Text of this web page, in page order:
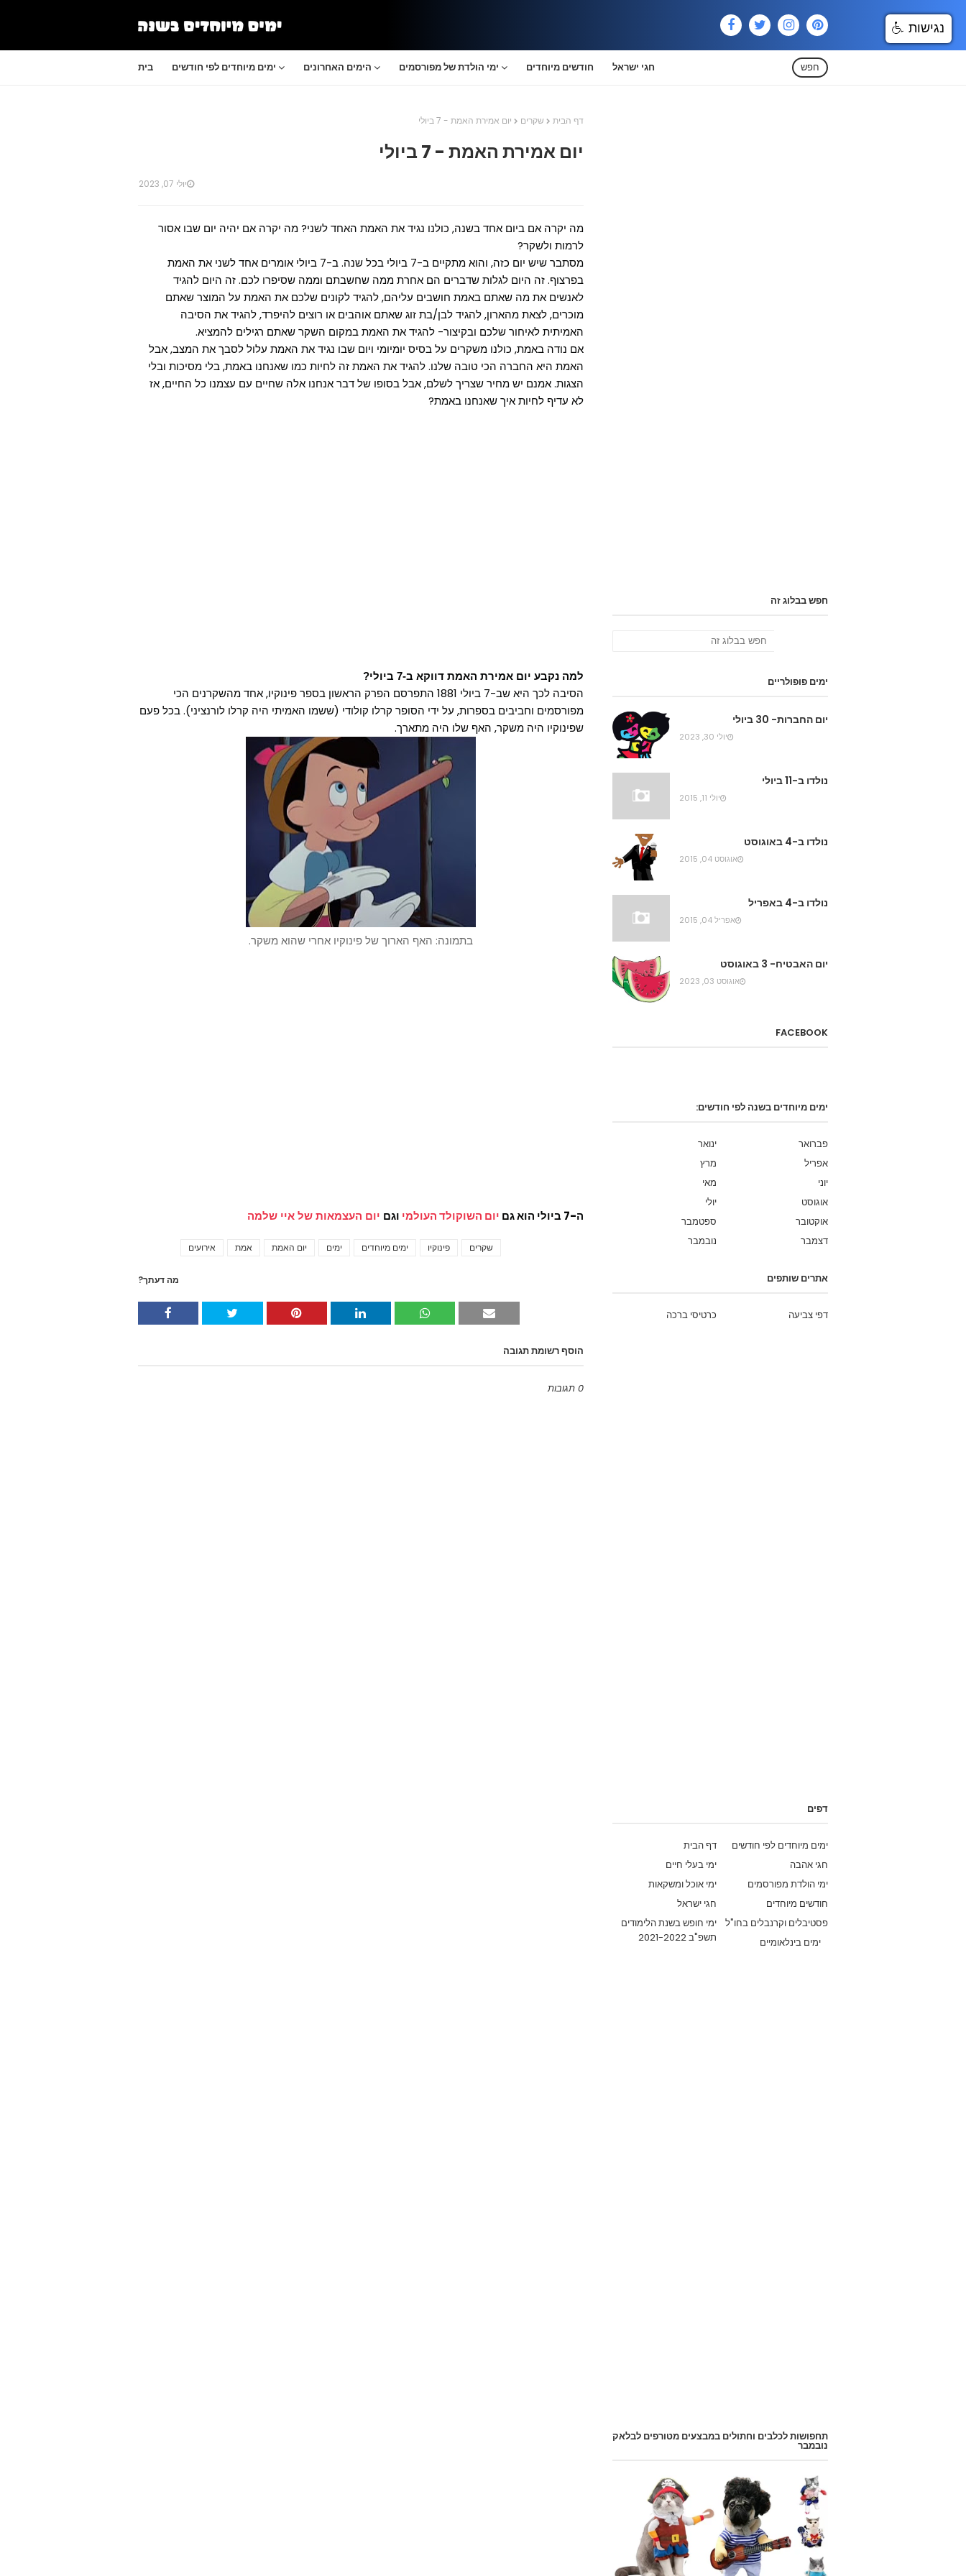
בית ימים מיוחדים לפי חודשים הימים האחרונים ימי הולדת של מפורסמים חודשים מיוחדים חגי ישראל חפש
דף הבית שקרים יום אמירת האמת - 7 ביולי
יום אמירת האמת - 7 ביולי
יולי 07, 2023
מה יקרה אם ביום אחד בשנה, כולנו נגיד את האמת האחד לשני? מה יקרה אם יהיה יום שבו אסור
לרמות ולשקר?
מסתבר שיש יום כזה, והוא מתקיים ב-7 ביולי בכל שנה. ב-7 ביולי אומרים אחד לשני את האמת
בפרצוף. זה היום לגלות שדברים הם אחרת ממה שחשבתם וממה שסיפרו לכם. זה היום להגיד
לאנשים את מה שאתם באמת חושבים עליהם, להגיד לקונים שלכם את האמת על המוצר שאתם
מוכרים, לצאת מהארון, להגיד לבן/בת זוג שאתם אוהבים או רוצים להיפרד, להגיד את הסיבה
האמיתית לאיחור שלכם ובקיצור- להגיד את האמת במקום השקר שאתם רגילים להמציא.
אם נודה באמת, כולנו משקרים על בסיס יומיומי ויום שבו נגיד את האמת עלול לסבך את המצב, אבל
האמת היא החברה הכי טובה שלנו. להגיד את האמת זה לחיות כמו שאנחנו באמת, בלי מסיכות ובלי
הצגות. אמנם יש מחיר שצריך לשלם, אבל בסופו של דבר אנחנו אלה שחיים עם עצמנו כל החיים, אז
לא עדיף לחיות איך שאנחנו באמת?
למה נקבע יום אמירת האמת דווקא ב-7 ביולי?
הסיבה לכך היא שב-7 ביולי 1881 התפרסם הפרק הראשון בספר פינוקיו, אחד מהשקרנים הכי
מפורסמים וחביבים בספרות, על ידי הסופר קרלו קולודי (ששמו האמיתי היה קרלו לורנציני). בכל פעם
שפינוקיו היה משקר, האף שלו היה מתארך.
בתמונה: האף הארוך של פינוקיו אחרי שהוא משקר.
ה-7 ביולי הוא גם יום השוקולד העולמי וגם יום העצמאות של איי שלמה
אירועים אמת יום האמת ימים ימים מיוחדים פינוקיו שקרים
מה דעתך?
הוסף רשומת תגובה
0 תגובות
חפש בבלוג זה
ימים פופולריים
יום החברות- 30 ביולי
יולי 30, 2023
נולדו ב-11 ביולי
יולי 11, 2015
נולדו ב-4 באוגוסט
אוגוסט 04, 2015
נולדו ב-4 באפריל
אפריל 04, 2015
יום האבטיח- 3 באוגוסט
אוגוסט 03, 2023
FACEBOOK
ימים מיוחדים בשנה לפי חודשים:
ינואר
פברואר
מרץ
אפריל
מאי
יוני
יולי
אוגוסט
ספטמבר
אוקטובר
נובמבר
דצמבר
אתרים שותפים
כרטיסי ברכה דפי צביעה
דפים
דף הבית
ימים מיוחדים לפי חודשים
ימי בעלי חיים
חגי אהבה
ימי אוכל ומשקאות
ימי הולדת מפורסמים
חגי ישראל
חודשים מיוחדים
ימי חופש בשנת הלימודים
תשפ"ב 2021-2022
פסטיבלים וקרנבלים בחו"ל
ימים בינלאומיים
תחפושות לכלבים וחתולים במבצעים מטורפים לבלאק
נובמבר
נגישות